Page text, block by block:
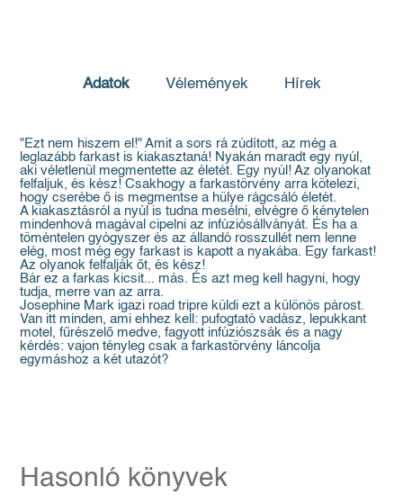
Adatok Vélemények Hírek
"Ezt nem hiszem el!" Amit a sors rá zúdított, az még a
leglazább farkast is kiakasztaná! Nyakán maradt egy nyúl,
aki véletlenül megmentette az életét. Egy nyúl! Az olyanokat
felfaljuk, és kész! Csakhogy a farkastörvény arra kötelezi,
hogy cserébe ő is megmentse a hülye rágcsáló életét.
A kiakasztásról a nyúl is tudna mesélni, elvégre ő kénytelen
mindenhová magával cipelni az infúziósállványát. És ha a
töméntelen gyógyszer és az állandó rosszullét nem lenne
elég, most még egy farkast is kapott a nyakába. Egy farkast!
Az olyanok felfalják őt, és kész!
Bár ez a farkas kicsit... más. És azt meg kell hagyni, hogy
tudja, merre van az arra.
Josephine Mark igazi road tripre küldi ezt a különös párost.
Van itt minden, ami ehhez kell: pufogtató vadász, lepukkant
motel, fűrészelő medve, fagyott infúziószsák és a nagy
kérdés: vajon tényleg csak a farkastörvény láncolja
egymáshoz a két utazót?
Hasonló könyvek